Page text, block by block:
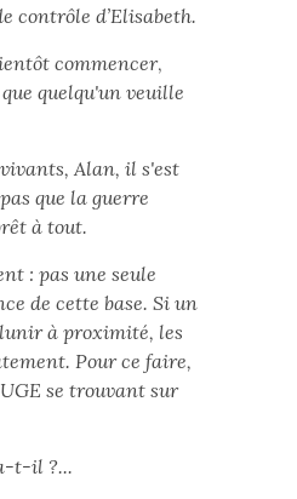
contrôle d’Elisabeth.
commencer,
quelqu'un veuille
Alan, il s'est
que la guerre
à tout.
: pas une seule
de cette base. Si un
à proximité, les
Pour ce faire,
se trouvant sur
t-il ?...